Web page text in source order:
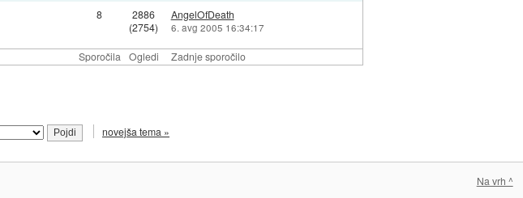
Sporočila Ogledi Zadnje sporočilo
8
2886
(2754)
AngelOfDeath
6. avg 2005 16:34:17
novejša tema »
Na vrh ^